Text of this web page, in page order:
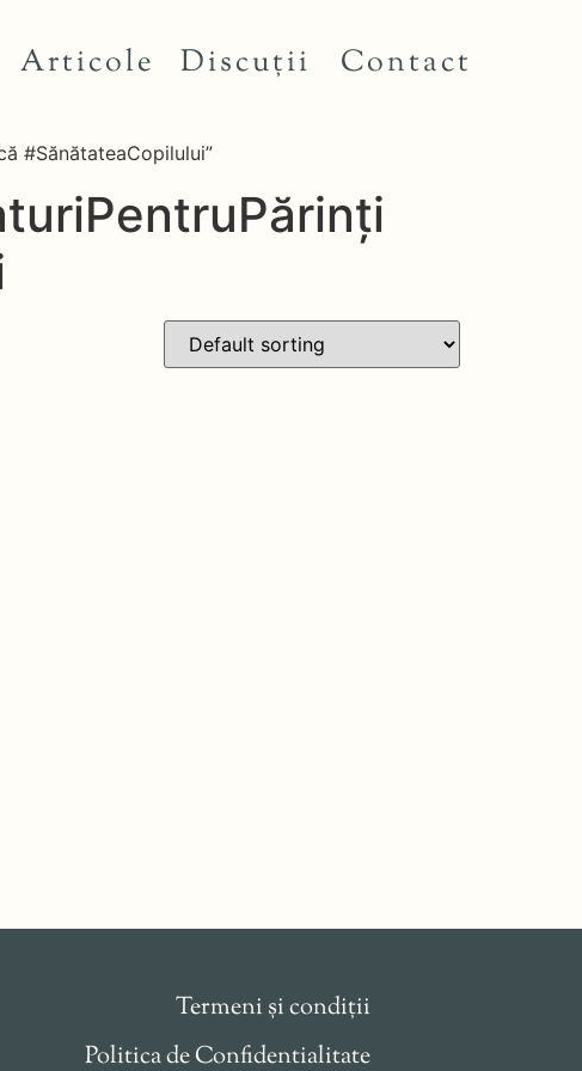
Articole Discuții Contact
#SănătateaCopilului”
Termeni și condiții
Politica de Confidentialitate